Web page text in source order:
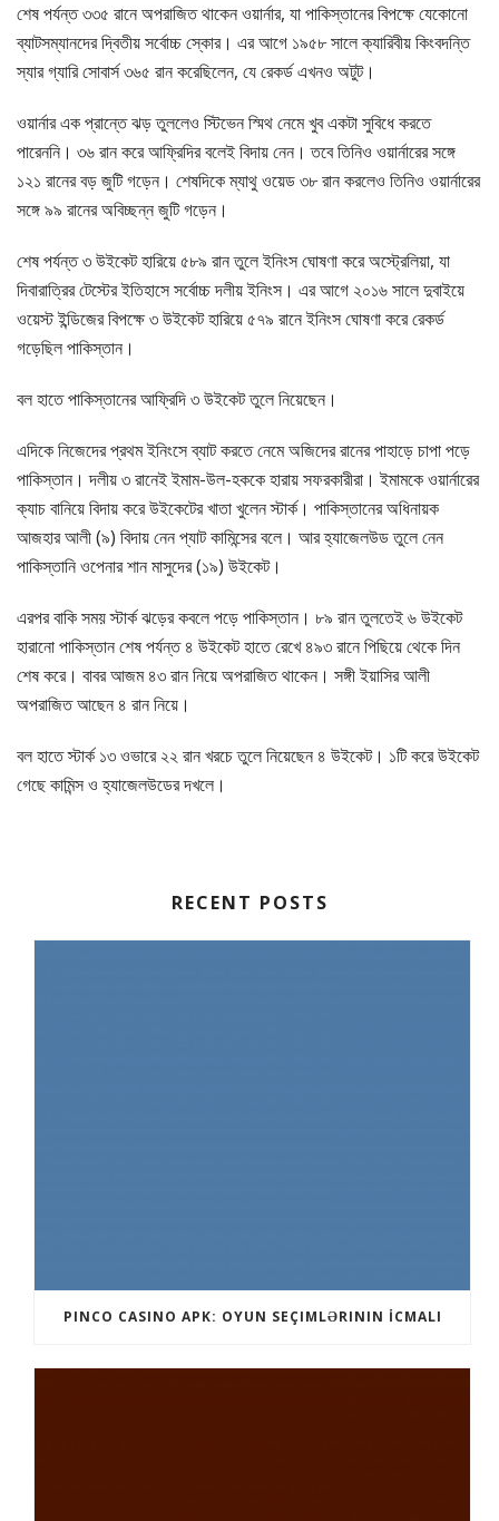
শেষ পর্যন্ত ৩৩৫ রানে অপরাজিত থাকেন ওয়ার্নার, যা পাকিস্তানের বিপক্ষে যেকোনো
ব্যাটসম্যানদের দ্বিতীয় সর্বোচ্চ স্কোর। এর আগে ১৯৫৮ সালে ক্যারিবীয় কিংবদন্তি
স্যার গ্যারি সোবার্স ৩৬৫ রান করেছিলেন, যে রেকর্ড এখনও অটুট।
ওয়ার্নার এক প্রান্তে ঝড় তুললেও স্টিভেন স্মিথ নেমে খুব একটা সুবিধে করতে
পারেননি। ৩৬ রান করে আফ্রিদির বলেই বিদায় নেন। তবে তিনিও ওয়ার্নারের সঙ্গে
১২১ রানের বড় জুটি গড়েন। শেষদিকে ম্যাথু ওয়েড ৩৮ রান করলেও তিনিও ওয়ার্নারের
সঙ্গে ৯৯ রানের অবিচ্ছন্ন জুটি গড়েন।
শেষ পর্যন্ত ৩ উইকেট হারিয়ে ৫৮৯ রান তুলে ইনিংস ঘোষণা করে অস্ট্রেলিয়া, যা
দিবারাত্রির টেস্টের ইতিহাসে সর্বোচ্চ দলীয় ইনিংস। এর আগে ২০১৬ সালে দুবাইয়ে
ওয়েস্ট ইন্ডিজের বিপক্ষে ৩ উইকেট হারিয়ে ৫৭৯ রানে ইনিংস ঘোষণা করে রেকর্ড
গড়েছিল পাকিস্তান।
বল হাতে পাকিস্তানের আফ্রিদি ৩ উইকেট তুলে নিয়েছেন।
এদিকে নিজেদের প্রথম ইনিংসে ব্যাট করতে নেমে অজিদের রানের পাহাড়ে চাপা পড়ে
পাকিস্তান। দলীয় ৩ রানেই ইমাম-উল-হককে হারায় সফরকারীরা। ইমামকে ওয়ার্নারের
ক্যাচ বানিয়ে বিদায় করে উইকেটের খাতা খুলেন স্টার্ক। পাকিস্তানের অধিনায়ক
আজহার আলী (৯) বিদায় নেন প্যাট কামিন্সের বলে। আর হ্যাজেলউড তুলে নেন
পাকিস্তানি ওপেনার শান মাসুদের (১৯) উইকেট।
এরপর বাকি সময় স্টার্ক ঝড়ের কবলে পড়ে পাকিস্তান। ৮৯ রান তুলতেই ৬ উইকেট
হারানো পাকিস্তান শেষ পর্যন্ত ৪ উইকেট হাতে রেখে ৪৯৩ রানে পিছিয়ে থেকে দিন
শেষ করে। বাবর আজম ৪৩ রান নিয়ে অপরাজিত থাকেন। সঙ্গী ইয়াসির আলী
অপরাজিত আছেন ৪ রান নিয়ে।
বল হাতে স্টার্ক ১৩ ওভারে ২২ রান খরচে তুলে নিয়েছেন ৪ উইকেট। ১টি করে উইকেট
গেছে কামিন্স ও হ্যাজেলউডের দখলে।
RECENT POSTS
PINCO CASINO APK: OYUN SEÇIMLƏRININ İCMALI